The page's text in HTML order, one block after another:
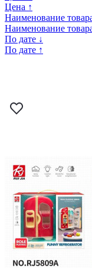
Цена ↑
Наименование
Наименование
По дате ↓
По дате ↑